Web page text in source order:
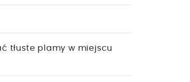
tłuste plamy w miejscu